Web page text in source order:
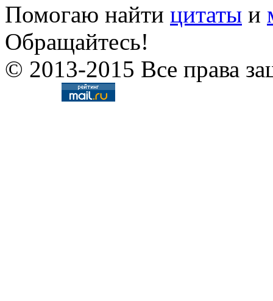
Помогаю найти цитаты и
Обращайтесь!
© 2013-2015 Все права